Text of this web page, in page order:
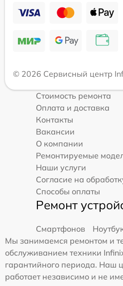
© 2026 Сервисный центр
Стоимость ремонта
Оплата и доставка
Контакты
Вакансии
О компании
Ремонтируемые
Наши услуги
Согласие на
Способы оплаты
Ремонт
Смартфонов
Мы занимаемся ремонтом и
обслуживанием техники
гарантийного периода. Наш
работает независимо и не